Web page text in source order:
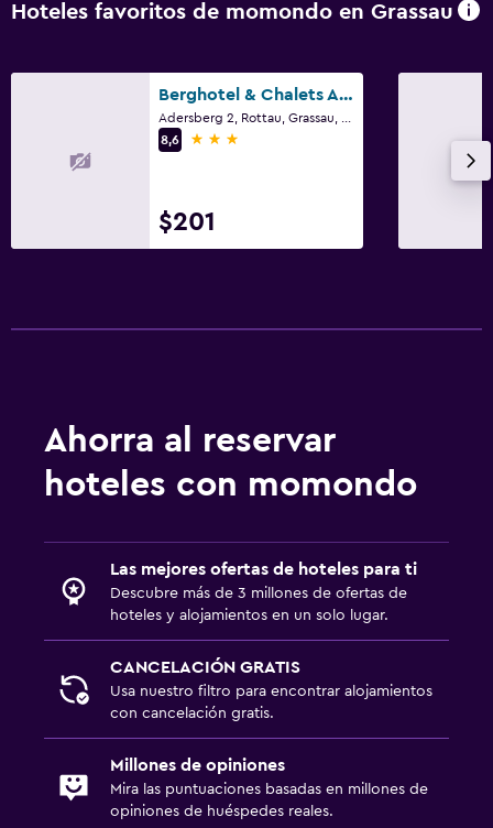
Hoteles favoritos de momondo en Grassau
Berghotel & Chalets Adersberg Chiemgau Card kostenfrei
8,6
3 estrellas
$201
Ahorra al reservar
hoteles con momondo
Las mejores ofertas de hoteles para ti
Descubre más de 3 millones de ofertas de
hoteles y alojamientos en un solo lugar.
CANCELACIÓN GRATIS
Usa nuestro filtro para encontrar alojamientos
con cancelación gratis.
Millones de opiniones
Mira las puntuaciones basadas en millones de
opiniones de huéspedes reales.